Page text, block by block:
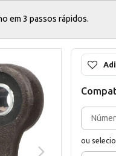
em 3 passos rápidos.
ou